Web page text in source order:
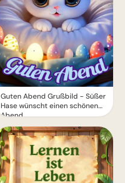
Guten Abend Grußbild - Süßer
Hase wünscht einen schönen
Abend